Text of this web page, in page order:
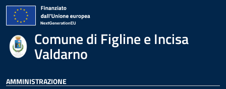
Comune di Figline e Incisa
Valdarno
AMMINISTRAZIONE